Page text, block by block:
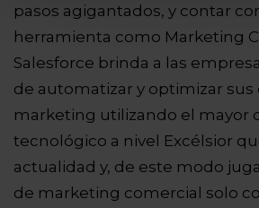
pasos agigantados, y contar
herramienta como Marketing
Salesforce brinda a las
de automatizar y optimizar sus
marketing utilizando el mayor
tecnológico a nivel Excélsior
actualidad y, de este modo
de marketing comercial solo